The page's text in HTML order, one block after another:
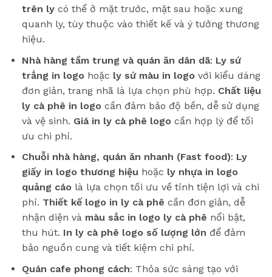
trên lycó thể ở mặt trước, mặt sau hoặc xung
quanh ly, tùy thuộc vào thiết kế và ý tưởng thương
hiệu.
Nhà hàng tầm trung và quán ăn dân dã: Ly sứ
trắng in logohoặc ly sứ màu in logovới kiểu dáng
đơn giản, trang nhã là lựa chọn phù hợp. Chất liệu
ly cà phê in logocần đảm bảo độ bền, dễ sử dụng
và vệ sinh. Giá in ly cà phê logocần hợp lý để tối
ưu chi phí.
Chuỗi nhà hàng, quán ăn nhanh (Fast food): Ly
giấy in logo thương hiệu hoặc ly nhựa in logo
quảng cáolà lựa chọn tối ưu về tính tiện lợi và chi
phí. Thiết kế logo in ly cà phê cần đơn giản, dễ
nhận diện và màu sắc in logo ly cà phê nổi bật,
thu hút. In ly cà phê logo số lượng lớn để đảm
bảo nguồn cung và tiết kiệm chi phí.
Quán cafe phong cách: Thỏa sức sáng tạo với